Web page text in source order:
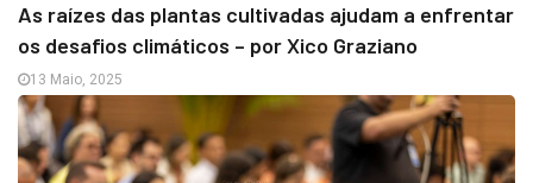
As raízes das plantas cultivadas ajudam a enfrentar
os desafios climáticos – por Xico Graziano
13 Maio, 2025